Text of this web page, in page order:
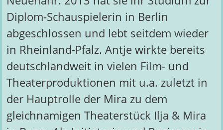
Diplom-Schauspielerin in Berlin
abgeschlossen und lebt seitdem wieder
in Rheinland-Pfalz. Antje wirkte bereits
deutschlandweit in vielen Film- und
Theaterproduktionen mit u.a. zuletzt in
der Hauptrolle der Mira zu dem
gleichnamigen Theaterstück Ilja & Mira